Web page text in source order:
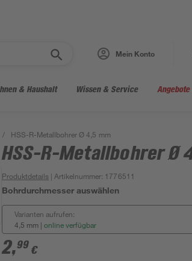
Mein Konto
& Haushalt Wissen & Service
/ HSS-R-Metallbohrer Ø 4,5 mm
HSS-R-Metallbohrer Ø
Produktdetails | Artikelnummer: 1776511
Bohrdurchmesser auswählen
Varianten aufrufen:
4,5 mm | online verfügbar
2,99 €